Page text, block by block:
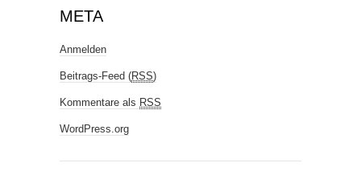
META
Anmelden
Beitrags-Feed (RSS)
Kommentare als RSS
WordPress.org